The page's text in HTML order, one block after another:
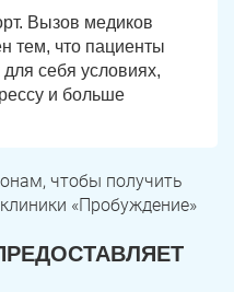
Вызов медиков
тем, что пациенты
себя условиях,
и больше
чтобы получить
«Пробуждение»
Трехгорный
Сатка